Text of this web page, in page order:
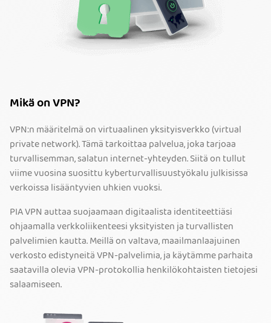
Mikä on VPN?
VPN:n määritelmä on virtuaalinen yksityisverkko (virtual
private network). Tämä tarkoittaa palvelua, joka tarjoaa
turvallisemman, salatun internet-yhteyden. Siitä on tullut
viime vuosina suosittu kyberturvallisuustyökalu julkisissa
verkoissa lisääntyvien uhkien vuoksi.
PIA VPN auttaa suojaamaan digitaalista identiteettiäsi
ohjaamalla verkkoliikenteesi yksityisten ja turvallisten
palvelimien kautta. Meillä on valtava, maailmanlaajuinen
verkosto edistyneitä VPN-palvelimia, ja käytämme parhaita
saatavilla olevia VPN-protokollia henkilökohtaisten tietojesi
salaamiseen.